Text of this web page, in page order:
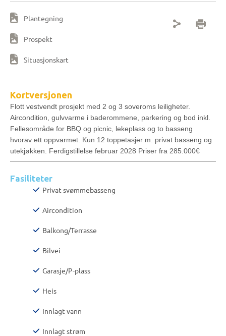
Plantegning
Prospekt
Situasjonskart
Kortversjonen
Flott vestvendt prosjekt med 2 og 3 soveroms leiligheter.
Aircondition, gulvvarme i baderommene, parkering og bod inkl.
Fellesområde for BBQ og picnic, lekeplass og to basseng
hvorav ett oppvarmet. Kun 12 toppetasjer m. privat basseng og
utekjøkken. Ferdigstillelse februar 2028 Priser fra 285.000€
Fasiliteter
Privat svømmebasseng
Aircondition
Balkong/Terrasse
Bilvei
Garasje/P-plass
Heis
Innlagt vann
Innlagt strøm